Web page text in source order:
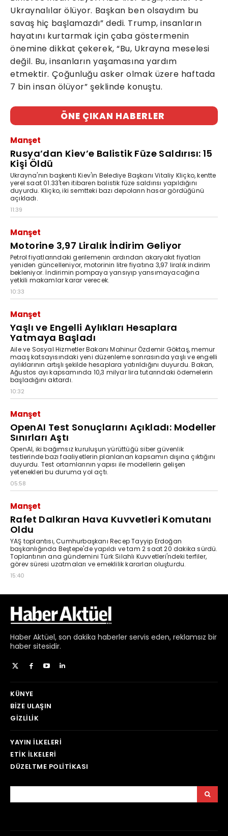
Haber Aktüel, son dakika haberler servis eden, reklamsız bir
haber sitesidir.
KÜNYE
BIZE ULAŞIN
GIZLILIK
YAYIN İLKELERI
ETIK İLKELERI
DÜZELTME POLITIKASI